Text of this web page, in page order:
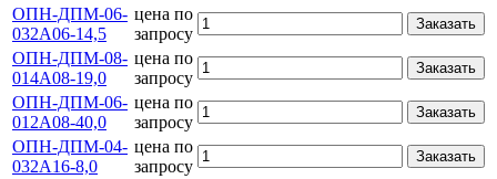
ОПН-ДПМ-06-
032А06-14,5
цена по
запросу
Заказать
ОПН-ДПМ-08-
014А08-19,0
цена по
запросу
Заказать
ОПН-ДПМ-06-
012А08-40,0
цена по
запросу
Заказать
ОПН-ДПМ-04-
032А16-8,0
цена по
запросу
Заказать